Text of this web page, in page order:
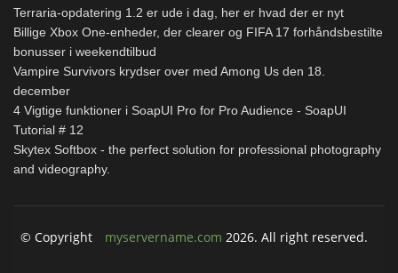
Terraria-opdatering 1.2 er ude i dag, her er hvad der er nyt
Billige Xbox One-enheder, der clearer og FIFA 17 forhåndsbestilte
bonusser i weekendtilbud
Vampire Survivors krydser over med Among Us den 18.
december
4 Vigtige funktioner i SoapUI Pro for Pro Audience - SoapUI
Tutorial # 12
Skytex Softbox - the perfect solution for professional photography
and videography.
© Copyright myservername.com 2026. All right reserved.